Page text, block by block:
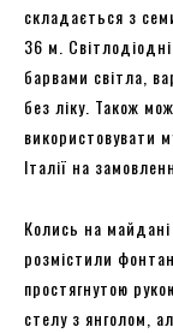
складається з
36 м.
барвами світла,
без ліку. Також
використовувати
Італії на
Колись на
розмістили
простягнутою
стелу з янголом,